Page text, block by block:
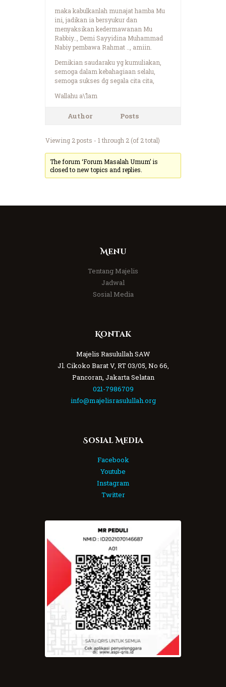
maka kabulkanlah munajat hamba Mu
ini, jadikan ia bersyukur dan
menyaksikan kedermawanan Mu
Rabbiy.., Demi Sayyidina Muhammad
Nabiy pembawa Rahmat .., amiin.
Demikian saudaraku yg kumuliakan,
semoga dalam kebahagiaan selalu,
semoga sukses dg segala cita cita,
Wallahu a\’lam
Author Posts
Viewing 2 posts - 1 through 2 (of 2 total)
The forum ‘Forum Masalah Umum’ is
closed to new topics and replies.
Menu
Tentang Majelis
Jadwal
Sosial Media
Kontak
Majelis Rasulullah SAW
Jl. Cikoko Barat V, RT 03/05, No 66,
Pancoran, Jakarta Selatan
021-7986709
info@majelisrasulullah.org
Sosial Media
Facebook
Youtube
Instagram
Twitter